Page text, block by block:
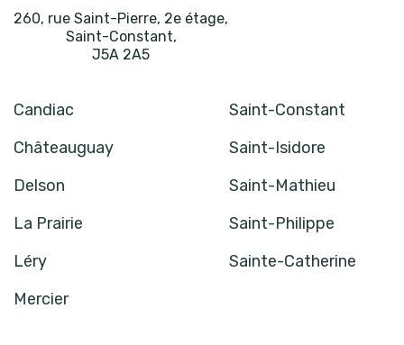
260, rue Saint-Pierre, 2e étage,
Saint-Constant,
J5A 2A5
Candiac
Saint-Constant
Châteauguay
Saint-Isidore
Delson
Saint-Mathieu
La Prairie
Saint-Philippe
Léry
Sainte-Catherine
Mercier